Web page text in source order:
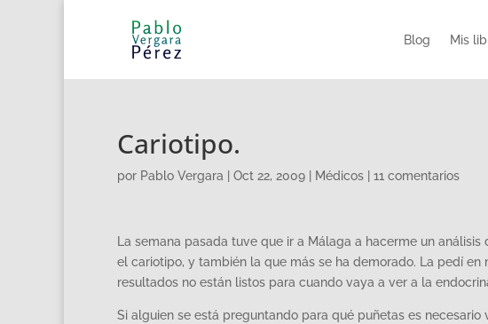
Blog Mis
Cariotipo.
por Pablo Vergara Oct 22, 2009 Médicos 11 comentarios
La semana pasada tuve que ir a Málaga a hacerme un
el cariotipo, y también la que más se ha demorado. La pedí
resultados no están listos para cuando vaya a ver a la
Si alguien se está preguntando para qué puñetas es